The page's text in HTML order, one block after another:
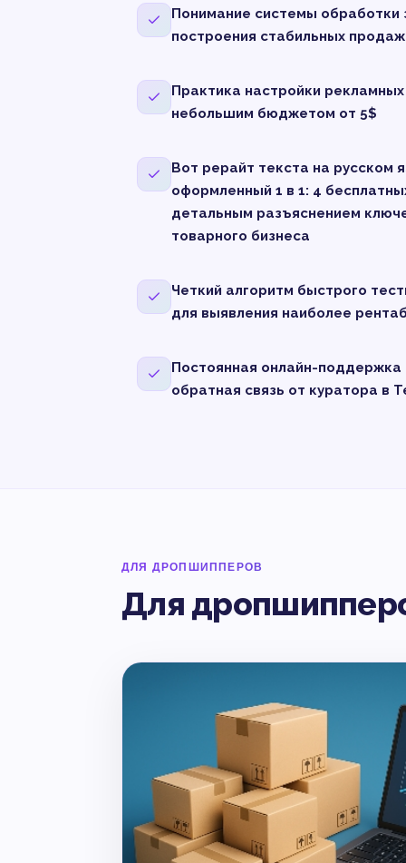
Понимание системы обработки
построения стабильных продаж
Практика настройки
небольшим бюджетом от 5$
Вот рерайт текста на русском
оформленный 1 в 1: 4
детальным разъяснением
товарного бизнеса
Четкий алгоритм быстрого
для выявления наиболее
Постоянная онлайн-поддержка
обратная связь от куратора в
ДЛЯ ДРОПШИППЕРОВ
Для